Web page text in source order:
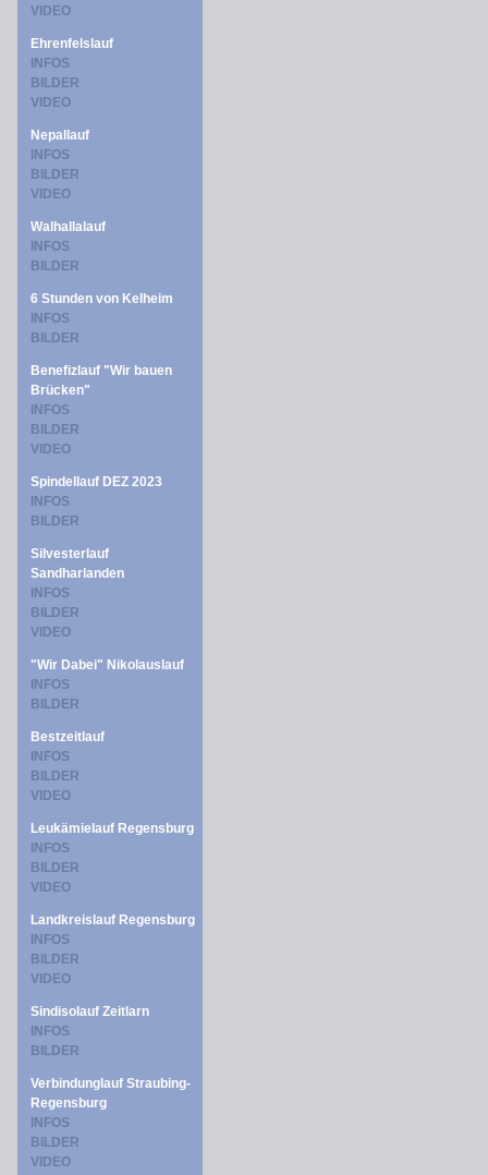
VIDEO
Ehrenfelslauf
INFOS
BILDER
VIDEO
Nepallauf
INFOS
BILDER
VIDEO
Walhallalauf
INFOS
BILDER
6 Stunden von Kelheim
INFOS
BILDER
Benefizlauf "Wir bauen
Brücken"
INFOS
BILDER
VIDEO
Spindellauf DEZ 2023
INFOS
BILDER
Silvesterlauf
Sandharlanden
INFOS
BILDER
VIDEO
"Wir Dabei" Nikolauslauf
INFOS
BILDER
Bestzeitlauf
INFOS
BILDER
VIDEO
Leukämielauf Regensburg
INFOS
BILDER
VIDEO
Landkreislauf Regensburg
INFOS
BILDER
VIDEO
Sindisolauf Zeitlarn
INFOS
BILDER
Verbindunglauf Straubing-
Regensburg
INFOS
BILDER
VIDEO